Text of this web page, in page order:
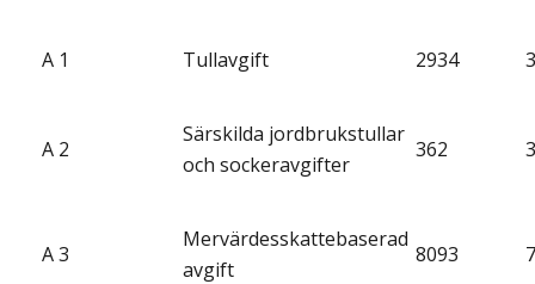
A 1 Tullavgift 2934
A 2
Särskilda jordbrukstullar
och sockeravgifter
362
A 3
Mervärdesskattebaserad
avgift
8093